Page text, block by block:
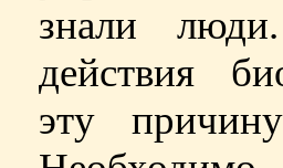
знали
действия
эту